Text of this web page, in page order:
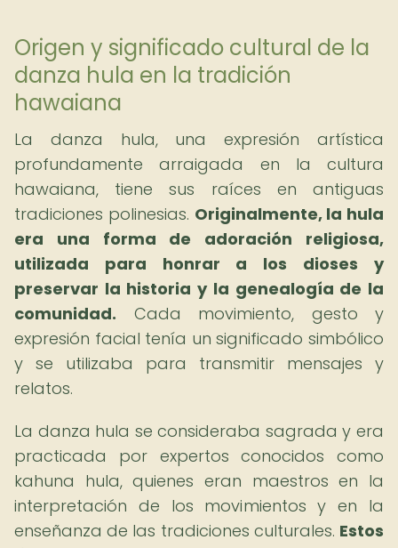
Origen y significado cultural de la
danza hula en la tradición
hawaiana
La danza hula, una expresión artística
profundamente arraigada en la cultura
hawaiana, tiene sus raíces en antiguas
tradiciones polinesias. Originalmente, la hula
era una forma de adoración religiosa,
utilizada para honrar a los dioses y
preservar la historia y la genealogía de la
comunidad. Cada movimiento, gesto y
expresión facial tenía un significado simbólico
y se utilizaba para transmitir mensajes y
relatos.
La danza hula se consideraba sagrada y era
practicada por expertos conocidos como
kahuna hula, quienes eran maestros en la
interpretación de los movimientos y en la
enseñanza de las tradiciones culturales. Estos